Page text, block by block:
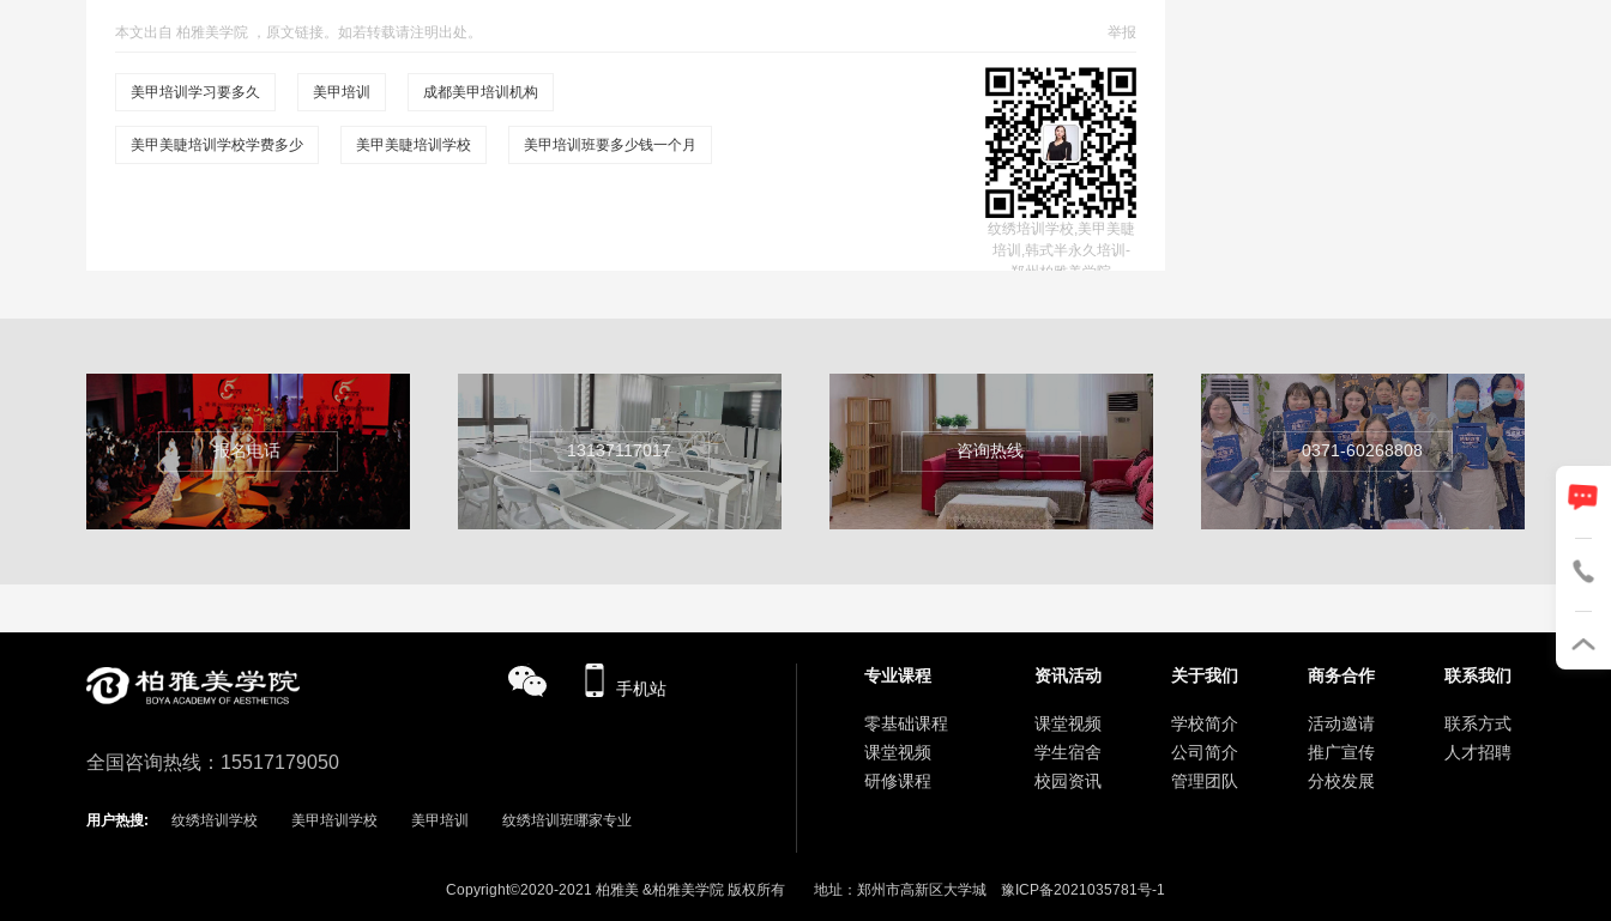
本文出自 柏雅美学院 ， 原文链接。如若转载请注明出处。 举报
美甲培训学习要多久 美甲培训 成都美甲培训机构
美甲美睫培训学校学费多少 美甲美睫培训学校 美甲培训班要多少钱一个月
纹绣培训学校,美甲美睫
培训,韩式半永久培训-
郑州柏雅美学院
报名电话 13137117017 咨询热线 0371-60268808
手机站
全国咨询热线：15517179050
用户热搜: 纹绣培训学校 美甲培训学校 美甲培训 纹绣培训班哪家专业
专业课程
零基础课程
课堂视频
研修课程
资讯活动
课堂视频
学生宿舍
校园资讯
关于我们
学校简介
公司简介
管理团队
商务合作
活动邀请
推广宣传
分校发展
联系我们
联系方式
人才招聘
Copyright©2020-2021 柏雅美 &柏雅美学院 版权所有 地址：郑州市高新区大学城 豫ICP备2021035781号-1